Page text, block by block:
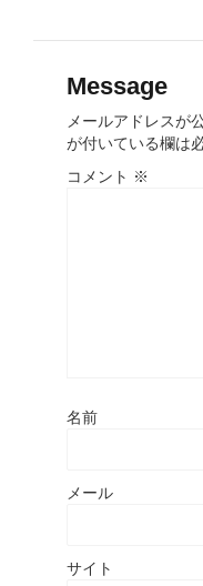
Message
メールアドレスが
が付いている欄は
コメント ※
名前
メール
サイト